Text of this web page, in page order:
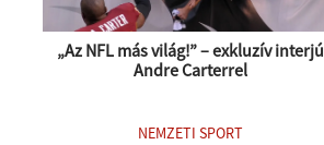
„Az NFL más világ!” – exkluzív interjú
Andre Carterrel
NEMZETI SPORT